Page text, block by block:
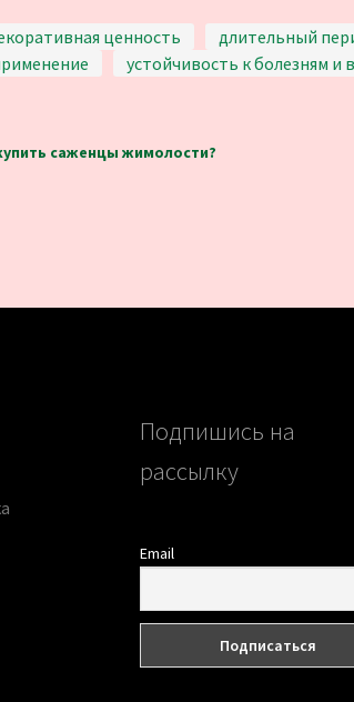
ценность длительный
устойчивость к болезням и
саженцы жимолости?
Подпишись на
рассылку
Email